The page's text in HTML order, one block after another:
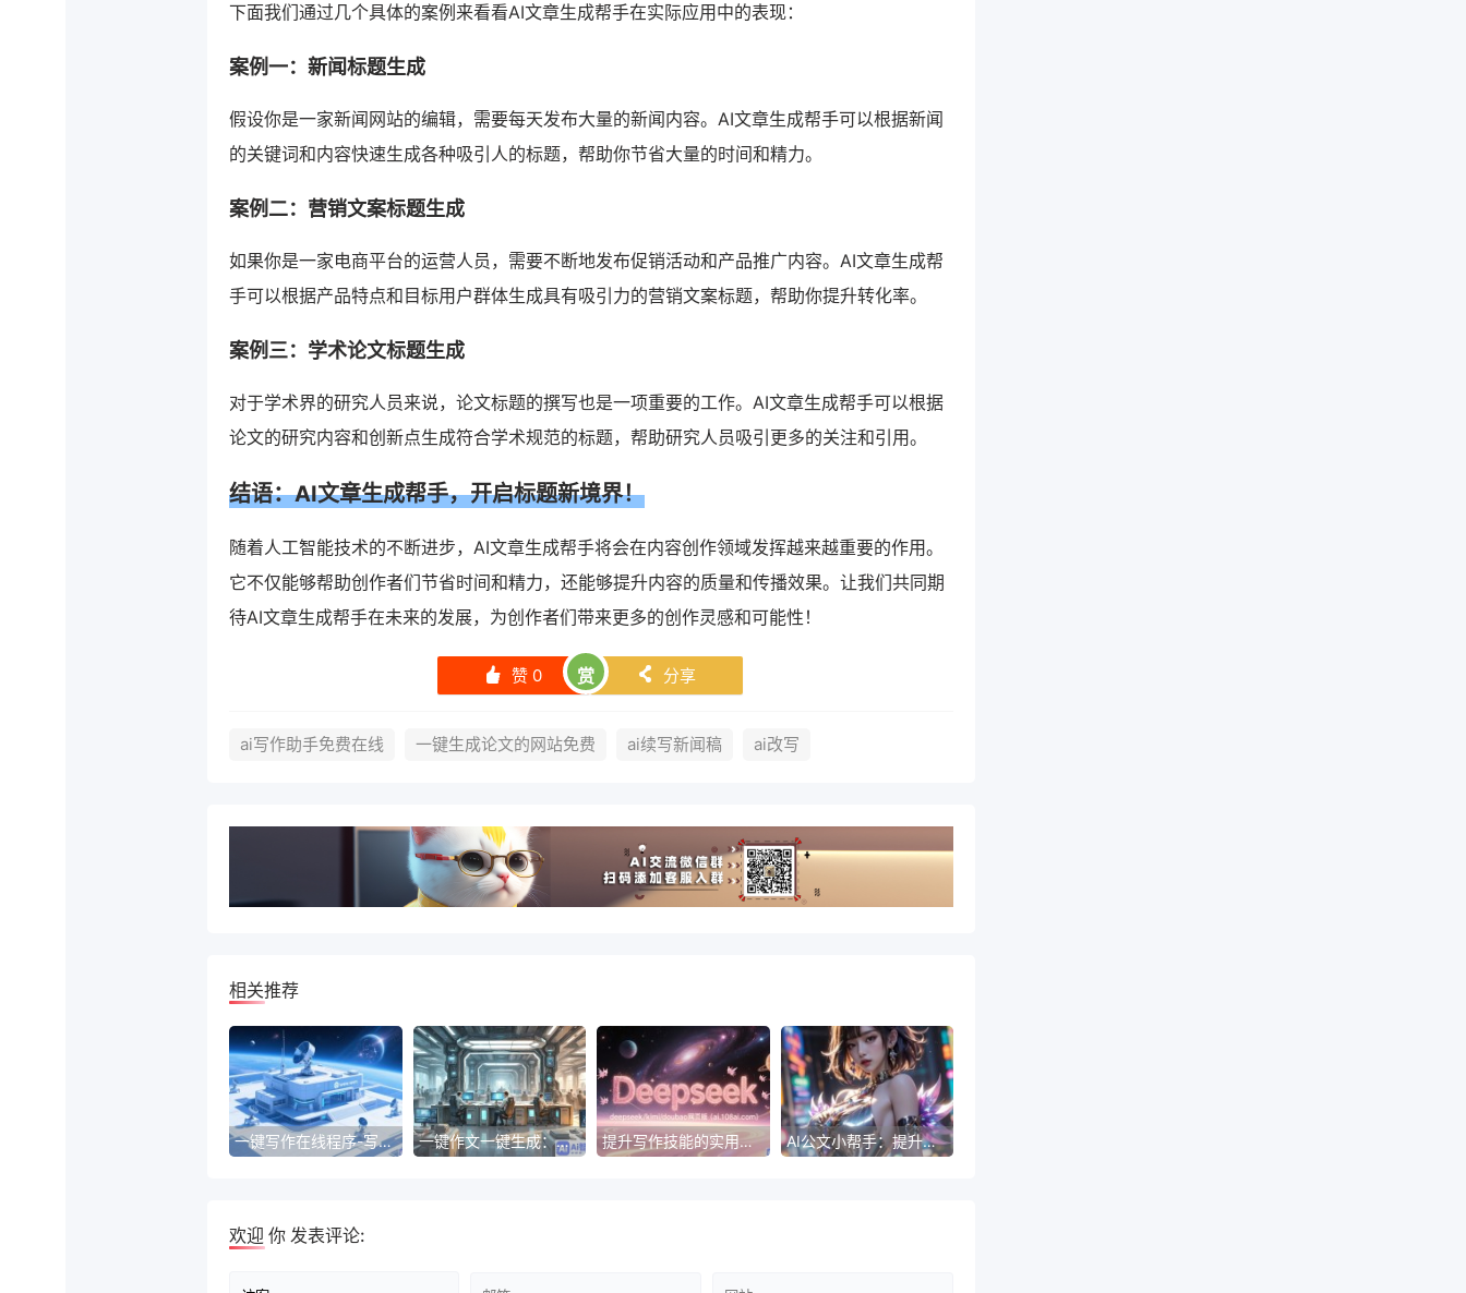
下面我们通过几个具体的案例来看看AI文章生成帮手在实际应用中的表现：
案例一：新闻标题生成
假设你是一家新闻网站的编辑，需要每天发布大量的新闻内容。AI文章生成帮手可以根据新闻
的关键词和内容快速生成各种吸引人的标题，帮助你节省大量的时间和精力。
案例二：营销文案标题生成
如果你是一家电商平台的运营人员，需要不断地发布促销活动和产品推广内容。AI文章生成帮
手可以根据产品特点和目标用户群体生成具有吸引力的营销文案标题，帮助你提升转化率。
案例三：学术论文标题生成
对于学术界的研究人员来说，论文标题的撰写也是一项重要的工作。AI文章生成帮手可以根据
论文的研究内容和创新点生成符合学术规范的标题，帮助研究人员吸引更多的关注和引用。
结语：AI文章生成帮手，开启标题新境界！
随着人工智能技术的不断进步，AI文章生成帮手将会在内容创作领域发挥越来越重要的作用。
它不仅能够帮助创作者们节省时间和精力，还能够提升内容的质量和传播效果。让我们共同期
待AI文章生成帮手在未来的发展，为创作者们带来更多的创作灵感和可能性！
󰄼 赞 0 赏 󰄯 分享
ai写作助手免费在线 一键生成论文的网站免费 ai续写新闻稿 ai改写
相关推荐
一键写作在线程序-写作一键生成器的崛起 一键作文一键生成：帮你快速生成高质量论文 提升写作技能的实用工具 AI公文小帮手：提升公文处理效率的智能助手
欢迎 你 发表评论: